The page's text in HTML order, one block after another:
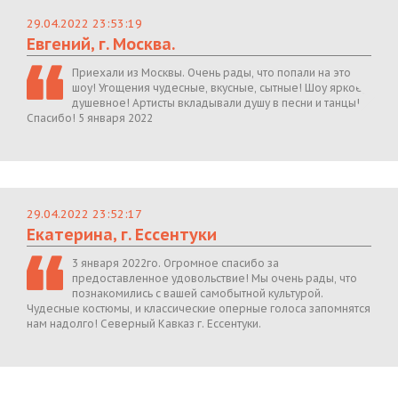
29.04.2022 23:53:19
Евгений, г. Москва.
Приехали из Москвы. Очень рады, что попали на это
шоу! Угощения чудесные, вкусные, сытные! Шоу яркое,
душевное! Артисты вкладывали душу в песни и танцы!
Спасибо! 5 января 2022
29.04.2022 23:52:17
Екатерина, г. Ессентуки
3 января 2022го. Огромное спасибо за
предоставленное удовольствие! Мы очень рады, что
познакомились с вашей самобытной культурой.
Чудесные костюмы, и классические оперные голоса запомнятся
нам надолго! Северный Кавказ г. Ессентуки.